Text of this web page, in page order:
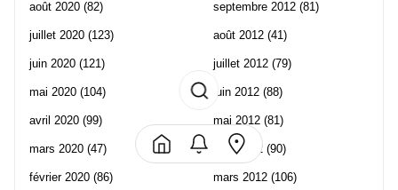
août 2020 (82)
juillet 2020 (123)
juin 2020 (121)
mai 2020 (104)
avril 2020 (99)
mars 2020 (47)
février 2020 (86)
septembre 2012 (81)
août 2012 (41)
juillet 2012 (79)
juin 2012 (88)
mai 2012 (81)
avril 2012 (90)
mars 2012 (106)